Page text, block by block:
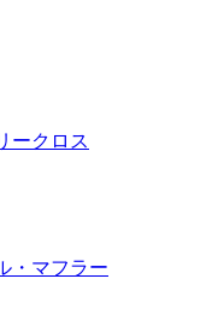
ークロス
・マフラー